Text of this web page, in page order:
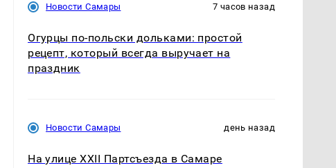
Новости Самары 7 часов назад
Огурцы по‑польски дольками: простой
рецепт, который всегда выручает на
праздник
Новости Самары день назад
На улице XXII Партсъезда в Самаре